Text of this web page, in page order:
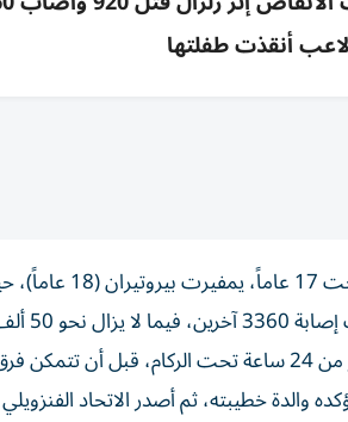
لاعب أنقذت طفلتها
عثرت فرق الإنقاذ
ووفقاً للتقارير، بقي لاعب نادي يونيفيرسيداد سنترال لأكثر من 24
خطيبته، ثم أصدر الاتحاد الفنزويلي